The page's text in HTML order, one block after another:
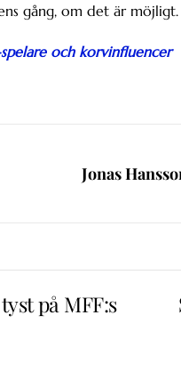
gång, om det är möjligt.
spelare och korvinfluencer
Jonas
på MFF:s